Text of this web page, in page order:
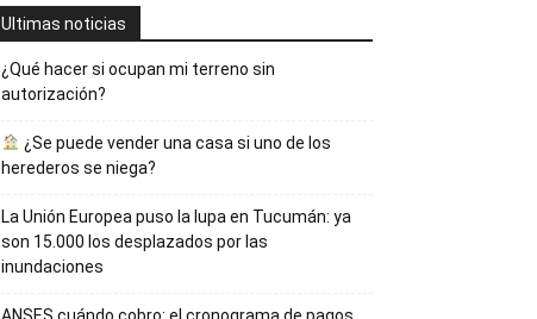
Ultimas noticias
¿Qué hacer si ocupan mi terreno sin
autorización?
¿Se puede vender una casa si uno de los
herederos se niega?
La Unión Europea puso la lupa en Tucumán: ya
son 15.000 los desplazados por las
inundaciones